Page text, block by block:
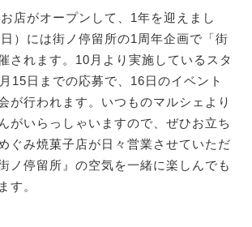
店がオープンして、1年を迎えまし
）には街ノ停留所の1周年企画で「街
されます。10月より実施しているスタ
15日までの応募で、16日のイベント
が行われます。いつものマルシェより
がいらっしゃいますので、ぜひお立ち
ぐみ焼菓子店が日々営業させていただ
ノ停留所』の空気を一緒に楽しんでも
す。